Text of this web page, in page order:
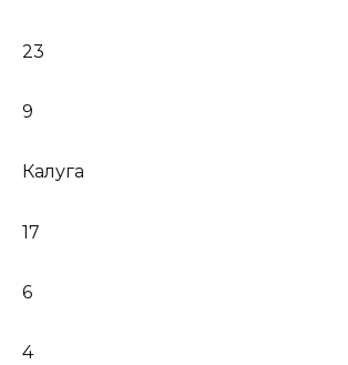
23
9
Калуга
17
6
4